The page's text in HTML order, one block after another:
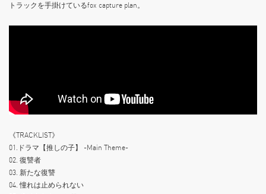
トラックを手掛けているfox capture plan。
《TRACKLIST》
01.ドラマ【推しの子】 -Main Theme-
02. 復讐者
03. 新たな復讐
04. 憧れは止められない